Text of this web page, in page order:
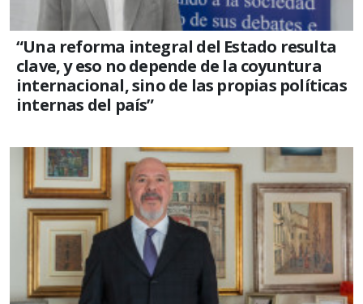
“Una reforma integral del Estado resulta
clave, y eso no depende de la coyuntura
internacional, sino de las propias políticas
internas del país”